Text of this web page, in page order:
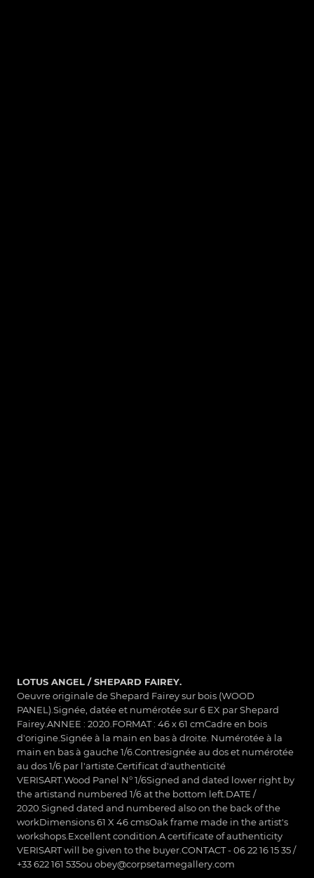
LOTUS ANGEL / SHEPARD FAIREY.
Oeuvre originale de Shepard Fairey sur bois (WOOD
PANEL).Signée, datée et numérotée sur 6 EX par Shepard
Fairey.ANNEE : 2020.FORMAT : 46 x 61 cmCadre en bois
d'origine.Signée à la main en bas à droite. Numérotée à la
main en bas à gauche 1/6.Contresignée au dos et numérotée
au dos 1/6 par l'artiste.Certificat d'authenticité
VERISART.Wood Panel N° 1/6Signed and dated lower right by
the artistand numbered 1/6 at the bottom left.DATE /
2020.Signed dated and numbered also on the back of the
workDimensions 61 X 46 cmsOak frame made in the artist's
workshops.Excellent condition.A certificate of authenticity
VERISART will be given to the buyer.CONTACT - 06 22 16 15 35 /
+33 622 161 535ou obey@corpsetamegallery.com